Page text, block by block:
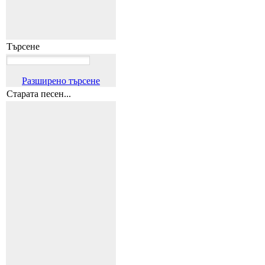
Търсене
Разширено търсене
Старата песен...